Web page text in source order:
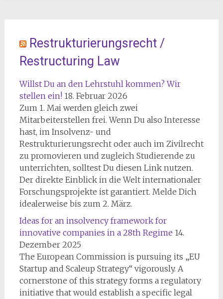
Restrukturierungsrecht /
Restructuring Law
Willst Du an den Lehrstuhl kommen? Wir
stellen ein! 18. Februar 2026
Zum 1. Mai werden gleich zwei
Mitarbeiterstellen frei. Wenn Du also Interesse
hast, im Insolvenz- und
Restrukturierungsrecht oder auch im Zivilrecht
zu promovieren und zugleich Studierende zu
unterrichten, solltest Du diesen Link nutzen.
Der direkte Einblick in die Welt internationaler
Forschungsprojekte ist garantiert. Melde Dich
idealerweise bis zum 2. März.
Ideas for an insolvency framework for
innovative companies in a 28th Regime 14.
Dezember 2025
The European Commission is pursuing its „EU
Startup and Scaleup Strategy“ vigorously. A
cornerstone of this strategy forms a regulatory
initiative that would establish a specific legal